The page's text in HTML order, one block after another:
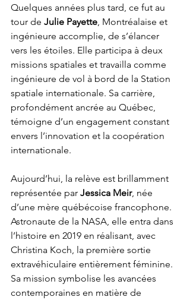
Quelques années plus tard, ce fut au
tour de Julie Payette , Montréalaise et
ingénieure accomplie, de s’élancer
vers les étoiles. Elle participa à deux
missions spatiales et travailla comme
ingénieure de vol à bord de la Station
spatiale internationale. Sa carrière,
profondément ancrée au Québec,
témoigne d’un engagement constant
envers l’innovation et la coopération
internationale.
Aujourd’hui, la relève est brillamment
représentée par Jessica Meir, née
d’une mère québécoise francophone.
Astronaute de la NASA, elle entra dans
l’histoire en 2019 en réalisant, avec
Christina Koch, la première sortie
extravéhiculaire entièrement féminine.
Sa mission symbolise les avancées
contemporaines en matière de